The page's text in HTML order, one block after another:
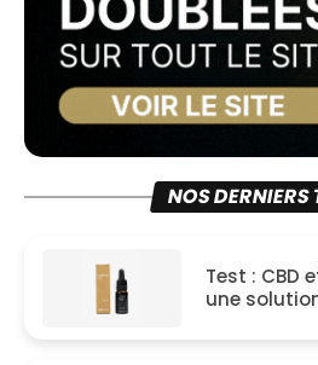
NOS DERNIERS
Test : CBD
une